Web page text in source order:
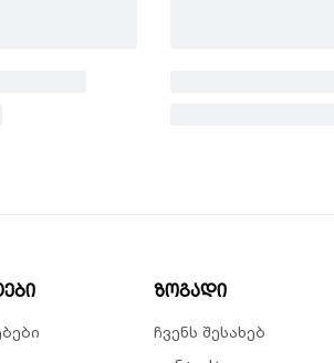
ზოგადი
ჩვენს შესახებ